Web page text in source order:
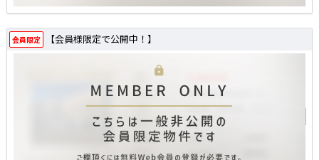
会員限定 【会員様限定で公開中！】